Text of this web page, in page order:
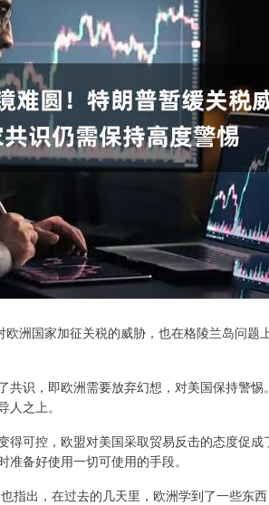
国家加征关税的威胁，也在格陵兰岛问题
识，即欧洲需要放弃幻想，对美国保持警惕
之上。
可控，欧盟对美国采取贸易反击的态度促成
备好使用一切可使用的手段。
出，在过去的几天里，欧洲学到了一些东
1.42% 沪深300